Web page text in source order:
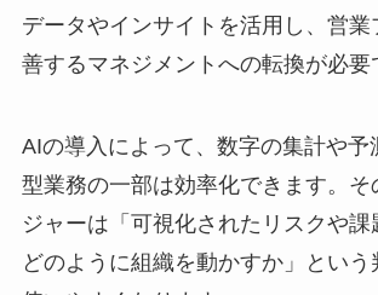
データやインサイトを活用し、営業
善するマネジメントへの転換が必要
AIの導入によって、数字の集計や予
型業務の一部は効率化できます。そ
ジャーは「可視化されたリスクや課
どのように組織を動かすか」という